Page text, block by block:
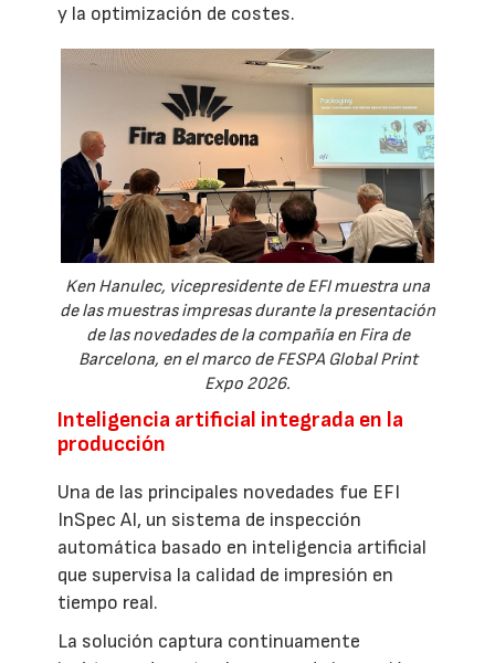
y la optimización de costes.
Ken Hanulec, vicepresidente de EFI muestra una
de las muestras impresas durante la presentación
de las novedades de la compañía en Fira de
Barcelona, en el marco de FESPA Global Print
Expo 2026.
Inteligencia artificial integrada en la
producción
Una de las principales novedades fue EFI
InSpec AI, un sistema de inspección
automática basado en inteligencia artificial
que supervisa la calidad de impresión en
tiempo real.
La solución captura continuamente